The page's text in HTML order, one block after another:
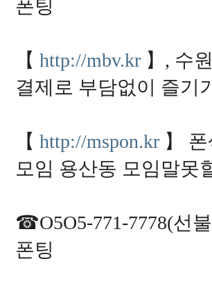
폰팅
【 http://mbv.kr 】, 수
결제로 부담없이 즐기기
【 http://mspon.kr 】
모임 용산동 모임말못
☎O5O5-771-7778(선
폰팅